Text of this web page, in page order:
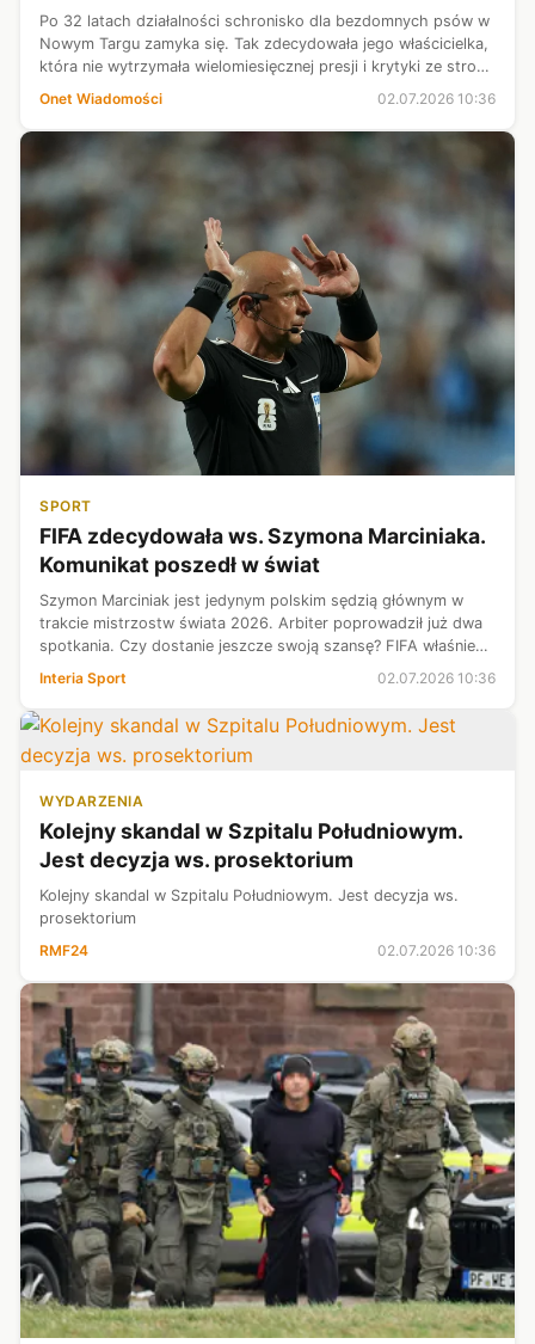
Po 32 latach działalności schronisko dla bezdomnych psów w
Nowym Targu zamyka się. Tak zdecydowała jego właścicielka,
która nie wytrzymała wielomiesięcznej presji i krytyki ze strony
organizacji prozwierzęcych. Sprawa wywołuje duże emocje i
Onet Wiadomości 02.07.2026 10:36
SPORT
FIFA zdecydowała ws. Szymona Marciniaka.
Komunikat poszedł w świat
Szymon Marciniak jest jedynym polskim sędzią głównym w
trakcie mistrzostw świata 2026. Arbiter poprowadził już dwa
spotkania. Czy dostanie jeszcze swoją szansę? FIFA właśnie
Interia Sport 02.07.2026 10:36
WYDARZENIA
Kolejny skandal w Szpitalu Południowym.
Jest decyzja ws. prosektorium
Kolejny skandal w Szpitalu Południowym. Jest decyzja ws.
prosektorium
RMF24
02.07.2026 10:36